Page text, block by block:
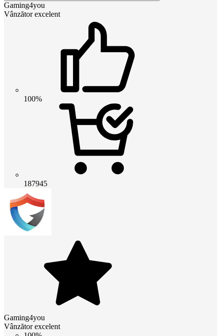
Gaming4you
Vânzător excelent
100%
187945
Gaming4you
Vânzător excelent